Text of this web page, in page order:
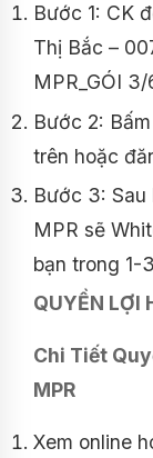
Bước 1: CK
Thị Bắc –
MPR_GÓI
Bước 2:
trên hoặc
Bước 3:
MPR sẽ
bạn trong 1-
QUYỀN LỢI
Chi Tiết
MPR
Xem online